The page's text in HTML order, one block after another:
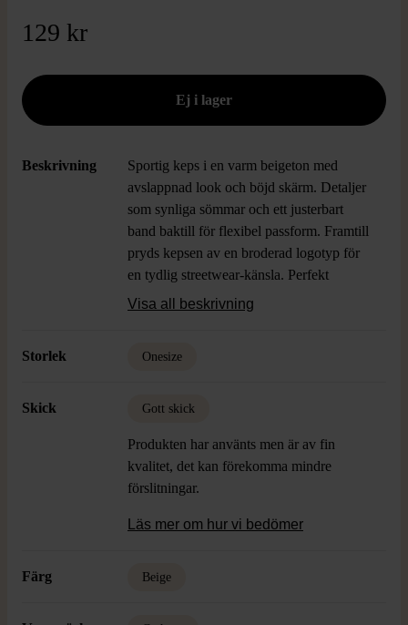
129 kr
Beskrivning
Sportig keps i en varm beigeton med
avslappnad look och böjd skärm. Detaljer
som synliga sömmar och ett justerbart
band baktill för flexibel passform. Framtill
pryds kepsen av en broderad logotyp för
en tydlig streetwear-känsla. Perfekt
accessoar som ger en casual, cool stil till
Visa all beskrivning
Storlek Onesize
Skick Gott skick
Produkten har använts men är av fin
kvalitet, det kan förekomma mindre
förslitningar.
Läs mer om hur vi bedömer
Färg Beige